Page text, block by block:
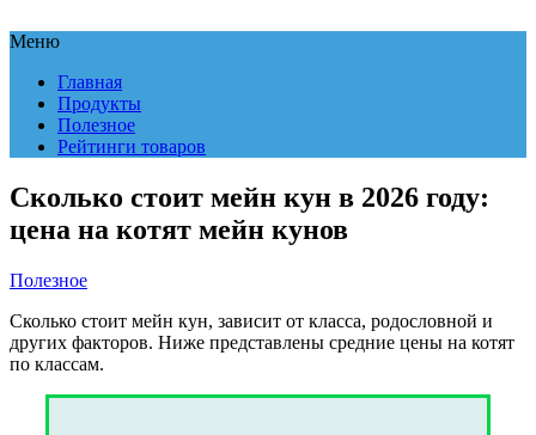
Меню
Главная
Продукты
Полезное
Рейтинги товаров
Сколько стоит мейн кун в 2026 году:
цена на котят мейн кунов
Полезное
Сколько стоит мейн кун, зависит от класса, родословной и
других факторов. Ниже представлены средние цены на котят
по классам.